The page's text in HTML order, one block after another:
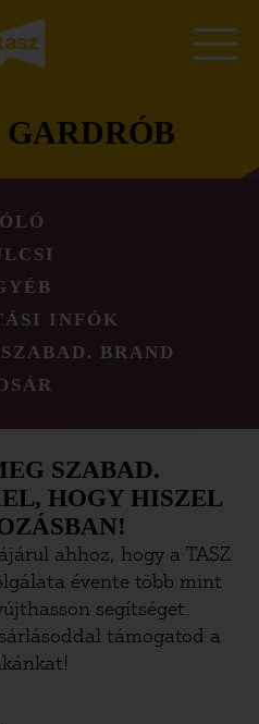
INFÓK
BRAND
SZABAD.
HOGY HISZEL
ahhoz, hogy a TASZ
évente több mint
segítséget.
támogatod a